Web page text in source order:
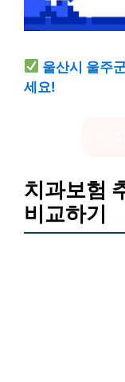
울산시 울주
세요!
치과보험
비교하기